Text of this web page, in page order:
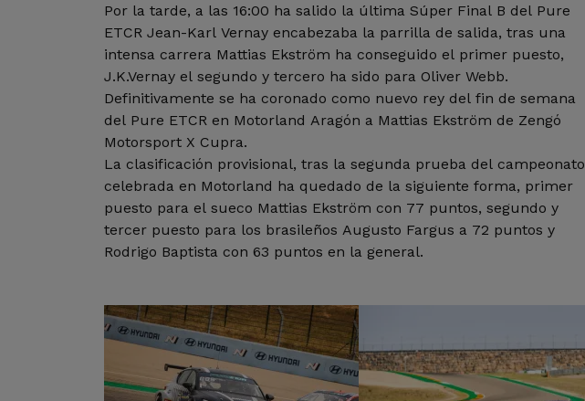
Por la tarde, a las 16:00 ha salido la última Súper Final B del Pure
ETCR Jean-Karl Vernay encabezaba la parrilla de salida, tras una
intensa carrera Mattias Ekström ha conseguido el primer puesto,
J.K.Vernay el segundo y tercero ha sido para Oliver Webb.
Definitivamente se ha coronado como nuevo rey del fin de semana
del Pure ETCR en Motorland Aragón a Mattias Ekström de Zengó
Motorsport X Cupra.
La clasificación provisional, tras la segunda prueba del campeonato
celebrada en Motorland ha quedado de la siguiente forma, primer
puesto para el sueco Mattias Ekström con 77 puntos, segundo y
tercer puesto para los brasileños Augusto Fargus a 72 puntos y
Rodrigo Baptista con 63 puntos en la general.